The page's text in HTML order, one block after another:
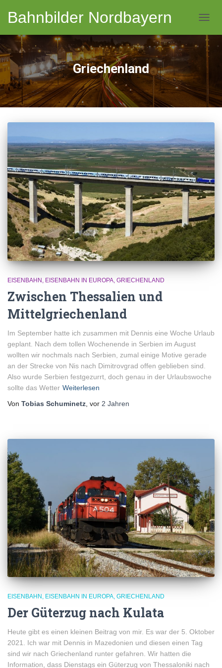
Bahnbilder Nordbayern
Griechenland
EISENBAHN EISENBAHN IN EUROPA GRIECHENLAND
Zwischen Thessalien und
Mittelgriechenland
Im September hatte ich zusammen mit Dennis eine Woche Urlaub
geplant. Nach dem tollen Wochenende in Serbien im August
wollten wir nochmals nach Serbien, zumal einige Motive gerade
an der Strecke von Nis nach Dimitrovgrad offen geblieben sind.
Also wurde Serbien festgezurrt, doch genau in der Urlaubswoche
sollte das Wetter Weiterlesen
Von Tobias Schuminetz , vor 2 Jahren
EISENBAHN EISENBAHN IN EUROPA GRIECHENLAND
Der Güterzug nach Kulata
Heute gibt es einen kleinen Beitrag von mir. Es war der 5. Oktober
2021. Ich war mit Dennis in Mazedonien und diesen einen Tag
sind wir nach Griechenland runter gefahren. Wir hatten die
Information, dass Dienstags ein Güterzug von Thessaloniki nach